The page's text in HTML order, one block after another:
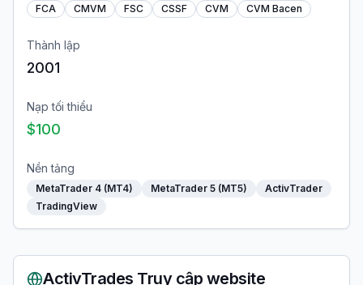
FCA CMVM FSC CSSF CVM CVM Bacen
Thành lập
2001
Nạp tối thiểu
$100
Nền tảng
MetaTrader 4 (MT4) MetaTrader 5 (MT5)
ActivTrader
TradingView
ActivTrades Truy cập website